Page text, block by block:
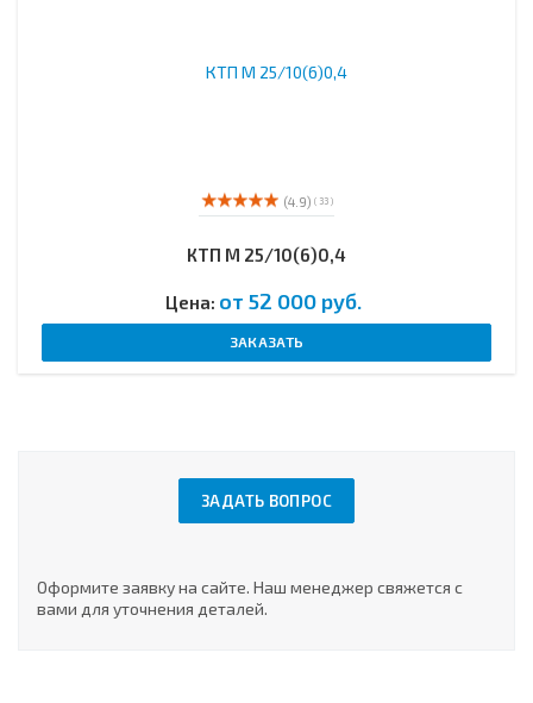
(4.9) ( 33 )
КТП М 25/10(6)0,4
Цена: от 52 000 руб.
ЗАКАЗАТЬ
ЗАДАТЬ ВОПРОС
Оформите заявку на сайте. Наш менеджер свяжется с
вами для уточнения деталей.